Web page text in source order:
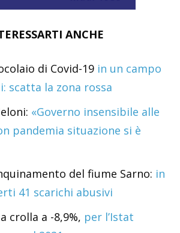
ANCHE
di Covid-19 in un campo
scatta la zona rossa
«Governo insensibile alle
pandemia situazione si è
del fiume Sarno: in
41 scarichi abusivi
crolla a -8,9%, per l’Istat